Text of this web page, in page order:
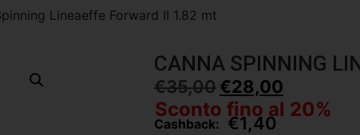
Lineaeffe Forward II 1.82 mt
CANNA SPINNING
€35,00€28,00
Sconto fino al 20%
Cashback: €1,40